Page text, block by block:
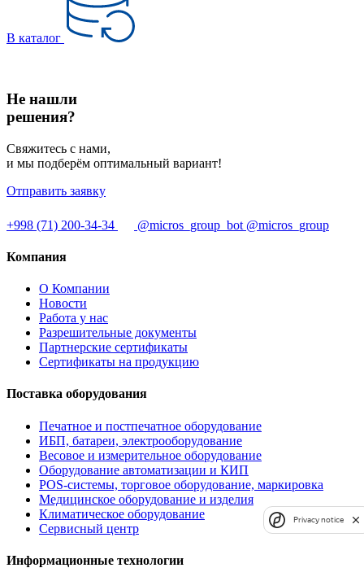
В каталог
Не нашли
решения?
Свяжитесь с нами,
и мы подберём оптимальный вариант!
Отправить заявку
+998 (71) 200-34-34 @micros_group_bot @micros_group
Компания
О Компании
Новости
Работа у нас
Разрешительные документы
Партнерские сертификаты
Сертификаты на продукцию
Поставка оборудования
Печатное и постпечатное оборудование
ИБП, батареи, электрооборудование
Весовое и измерительное оборудование
Оборудование автоматизации и КИП
POS-системы, торговое оборудование, маркировка
Медицинское оборудование и изделия
Климатическое оборудование
Сервисный центр
Информационные технологии
Privacy notice